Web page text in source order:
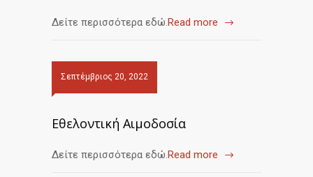
Δείτε περισσότερα εδώ.Read more
Σεπτέμβριος 20, 2022
Εθελοντική Αιμοδοσία
Δείτε περισσότερα εδώ.Read more